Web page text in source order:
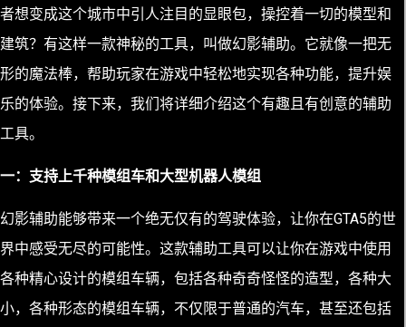
者想变成这个城市中引人注目的显眼包，操控着一切的模型和
建筑？有这样一款神秘的工具，叫做幻影辅助。它就像一把无
形的魔法棒，帮助玩家在游戏中轻松地实现各种功能，提升娱
乐的体验。接下来，我们将详细介绍这个有趣且有创意的辅助
工具。
一：支持上千种模组车和大型机器人模组
幻影辅助能够带来一个绝无仅有的驾驶体验，让你在GTA5的世
界中感受无尽的可能性。这款辅助工具可以让你在游戏中使用
各种精心设计的模组车辆，包括各种奇奇怪怪的造型，各种大
小，各种形态的模组车辆，不仅限于普通的汽车，甚至还包括